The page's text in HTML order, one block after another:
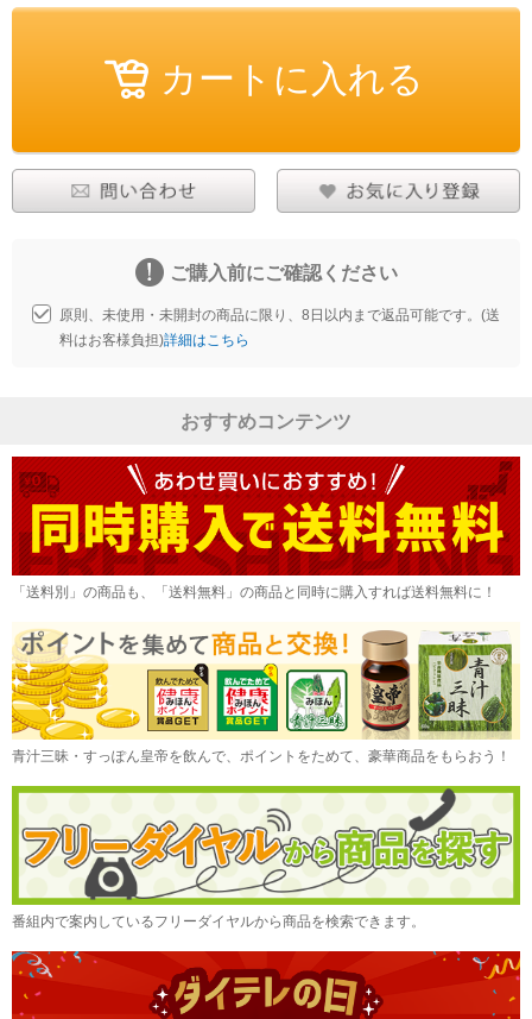
ご購入前にご確認ください
原則、未使用・未開封の商品に限り、8日以内まで返品可能です。(送
料はお客様負担)詳細はこちら
おすすめコンテンツ
「送料別」の商品も、「送料無料」の商品と同時に購入すれば送料無料に！
青汁三昧・すっぽん皇帝を飲んで、ポイントをためて、豪華商品をもらおう！
番組内で案内しているフリーダイヤルから商品を検索できます。